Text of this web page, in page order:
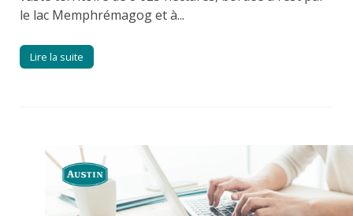
le lac Memphrémagog et à...
Lire la suite